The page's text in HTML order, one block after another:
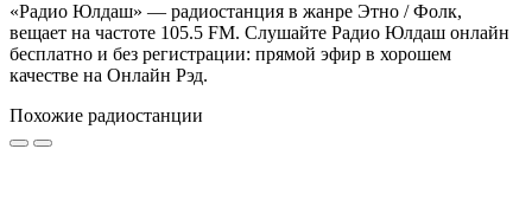
«Радио Юлдаш» — радиостанция в жанре Этно / Фолк,
вещает на частоте 105.5 FM. Слушайте Радио Юлдаш онлайн
бесплатно и без регистрации: прямой эфир в хорошем
качестве на Онлайн Рэд.
Похожие радиостанции